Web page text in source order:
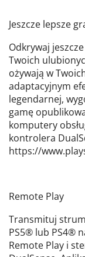
Jeszcze lepsze
Odkrywaj
Twoich
ożywają w
adaptacyjnym
legendarnej,
gamę
komputery
kontrolera
https://
Remote Play
Transmituj
PS5® lub PS4®
Remote Play i